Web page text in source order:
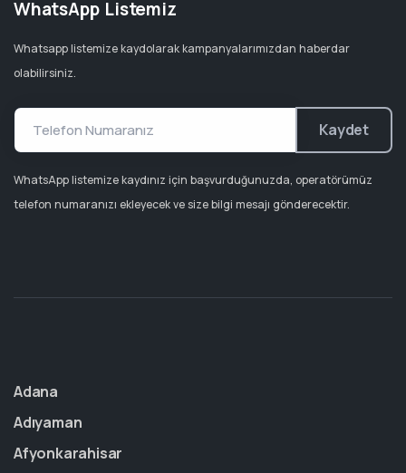
WhatsApp Listemiz
Whatsapp listemize kaydolarak kampanyalarımızdan haberdar
olabilirsiniz.
Kaydet
WhatsApp listemize kaydınız için başvurduğunuzda, operatörümüz
telefon numaranızı ekleyecek ve size bilgi mesajı gönderecektir.
Adana
Adıyaman
Afyonkarahisar